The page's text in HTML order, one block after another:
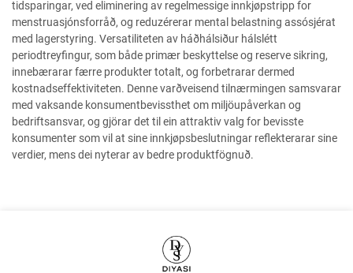
tidsparingar, ved eliminering av regelmessige innkjøpstripp for
menstruasjónsforråð, og reduzérerar mental belastning assósjérat
med lagerstyring. Versatiliteten av háðhálsiður hálslétt
periodtreyfingur, som både primær beskyttelse og reserve sikring,
innebærarar færre produkter totalt, og forbetrarar dermed
kostnadseffektiviteten. Denne varðveisend tilnærmingen samsvarar
med vaksande konsumentbevissthet om miljöupåverkan og
bedriftsansvar, og gjörar det til ein attraktiv valg for bevisste
konsumenter som vil at sine innkjøpsbeslutningar reflekterarar sine
verdier, mens dei nyterar av bedre produktfögnuð.